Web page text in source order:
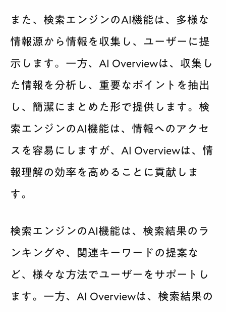
また、検索エンジンのAI機能は、多様な
情報源から情報を収集し、ユーザーに提
示します。一方、AI Overviewは、収集し
た情報を分析し、重要なポイントを抽出
し、簡潔にまとめた形で提供します。検
索エンジンのAI機能は、情報へのアクセ
スを容易にしますが、AI Overviewは、情
報理解の効率を高めることに貢献しま
す。
検索エンジンのAI機能は、検索結果のラ
ンキングや、関連キーワードの提案な
ど、様々な方法でユーザーをサポートし
ます。一方、AI Overviewは、検索結果の